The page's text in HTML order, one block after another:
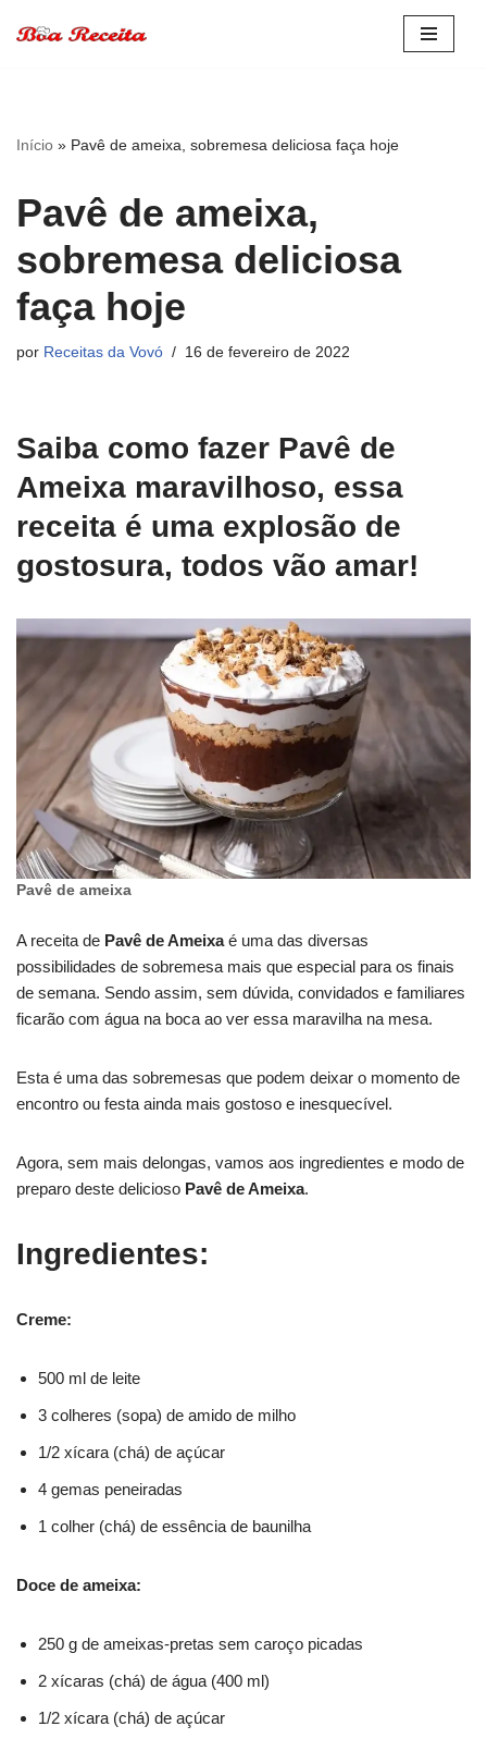
conteúdo
Início » Pavê de ameixa, sobremesa deliciosa faça hoje
Pavê de ameixa,
sobremesa deliciosa
faça hoje
por Receitas da Vovó 16 de fevereiro de 2022
Saiba como fazer Pavê de
Ameixa maravilhoso, essa
receita é uma explosão de
gostosura, todos vão amar!
Pavê de ameixa
A receita de Pavê de Ameixaé uma das diversas
possibilidades de sobremesa mais que especial para os finais
de semana. Sendo assim, sem dúvida, convidados e familiares
ficarão com água na boca ao ver essa maravilha na mesa.
Esta é uma das sobremesas que podem deixar o momento de
encontro ou festa ainda mais gostoso e inesquecível.
Agora, sem mais delongas, vamos aos ingredientes e modo de
preparo deste delicioso Pavê de Ameixa.
Ingredientes:
Creme:
500 ml de leite
3 colheres (sopa) de amido de milho
1/2 xícara (chá) de açúcar
4 gemas peneiradas
1 colher (chá) de essência de baunilha
Doce de ameixa:
250 g de ameixas-pretas sem caroço picadas
2 xícaras (chá) de água (400 ml)
1/2 xícara (chá) de açúcar